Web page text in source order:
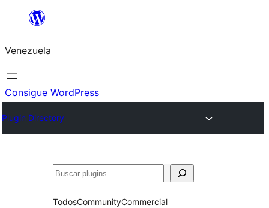
Saltar
contenido
Venezuela
Consigue WordPress
Plugin Directory
Buscar
TodosCommunityCommercial